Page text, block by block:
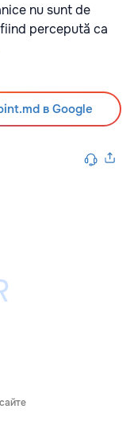
nu sunt de
percepută ca
в Google